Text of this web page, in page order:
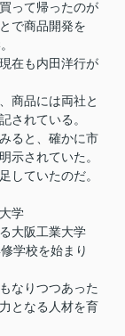
って帰ったのが
で商品開発を
在も内田洋行が
商品には両社と
されている。
ると、確かに市
示されていた。
していたのだ。
学
大阪工業大学
学校を始まり
なりつつあった
となる人材を育